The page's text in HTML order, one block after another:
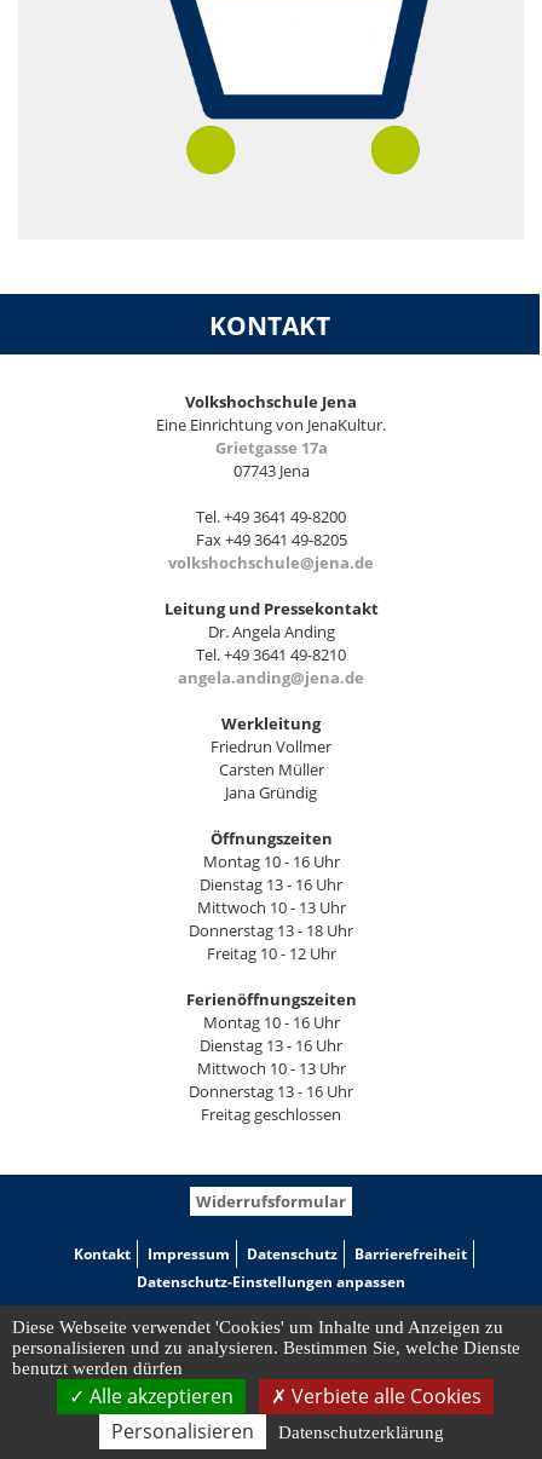
KONTAKT
Volkshochschule Jena
Eine Einrichtung von JenaKultur.
Grietgasse 17a
07743 Jena
Tel. +49 3641 49-8200
Fax +49 3641 49-8205
volkshochschule@jena.de
Leitung und Pressekontakt
Dr. Angela Anding
Tel. +49 3641 49-8210
angela.anding@jena.de
Werkleitung
Friedrun Vollmer
Carsten Müller
Jana Gründig
Öffnungszeiten
Montag 10 - 16 Uhr
Dienstag 13 - 16 Uhr
Mittwoch 10 - 13 Uhr
Donnerstag 13 - 18 Uhr
Freitag 10 - 12 Uhr
Ferienöffnungszeiten
Montag 10 - 16 Uhr
Dienstag 13 - 16 Uhr
Mittwoch 10 - 13 Uhr
Donnerstag 13 - 16 Uhr
Freitag geschlossen
Widerrufsformular
Kontakt Impressum Datenschutz
Barrierefreiheit
Datenschutz-Einstellungen anpassen
Diese Webseite verwendet 'Cookies' um Inhalte und Anzeigen zu
personalisieren und zu analysieren. Bestimmen Sie, welche Dienste
benutzt werden dürfen
Alle akzeptieren
Verbiete alle Cookies
Personalisieren
Datenschutzerklärung